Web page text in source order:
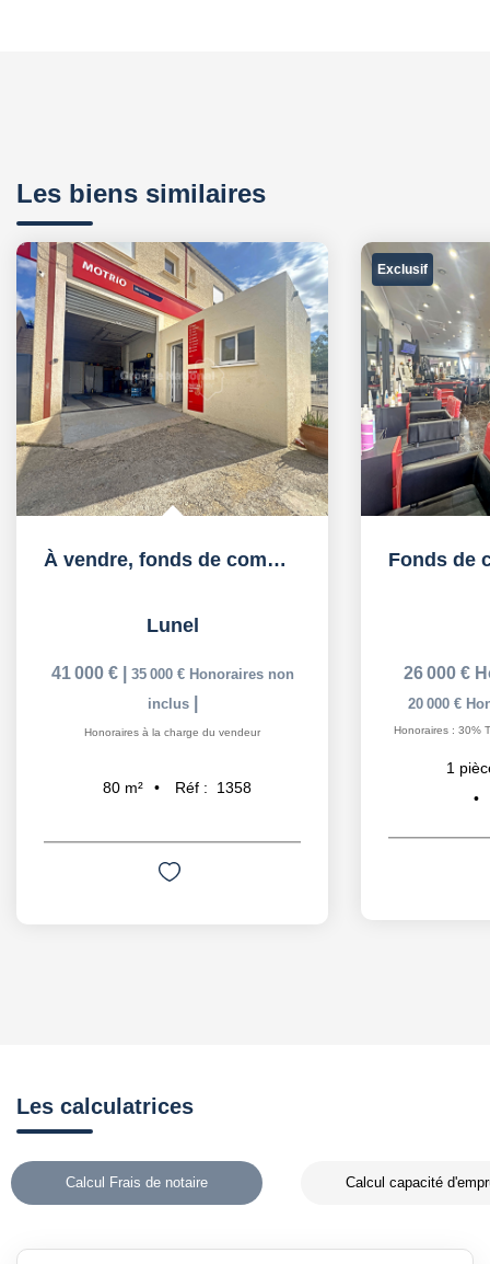
Les biens similaires
À vendre, fonds de commerce Garage automobile équipé à...
Lunel
41 000 € 35 000 € Honoraires non
inclus
Honoraires à la charge du vendeur
80 m² Réf : 1358
Exclusif
26 000 €
20 000 €
Honoraires : 30%
1
Les calculatrices
Calcul Frais de notaire Calcul capacité